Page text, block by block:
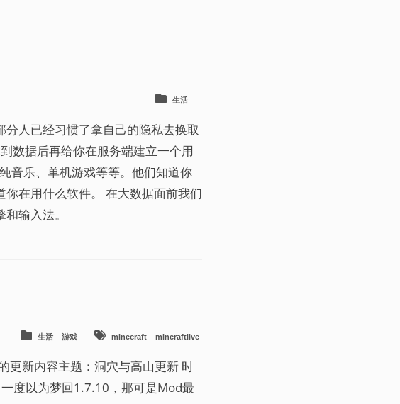
生活
人已经习惯了拿自己的隐私去换取
数据后再给你在服务端建立一个用
音乐、单机游戏等等。他们知道你
在用什么软件。 在大数据面前我们
输入法。
生活 游戏 minecraft mincraftlive
新内容主题：洞穴与高山更新 时
度以为梦回1.7.10，那可是Mod最